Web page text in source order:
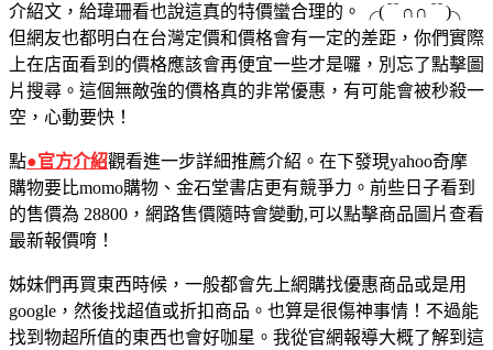
介紹文，給瑋珊看也說這真的特價蠻合理的。
╭(﹊∩∩﹊)╮
但網友也都明白在台灣定價和價格會有一定的差距，你們實際
上在店面看到的價格應該會再便宜一些才是囉，別忘了點擊圖
片搜尋。這個無敵強的價格真的非常優惠，有可能會被秒殺一
空，心動要快！
點●官方介紹觀看進一步詳細推薦介紹。在下發現yahoo奇摩
購物要比momo購物、金石堂書店更有競爭力。前些日子看到
的售價為 28800，網路售價隨時會變動,可以點擊商品圖片查看
最新報價唷！
姊妹們再買東西時候，一般都會先上網購找優惠商品或是用
google，然後找超值或折扣商品。也算是很傷神事情！不過能
找到物超所值的東西也會好咖星。我從官網報導大概了解到這